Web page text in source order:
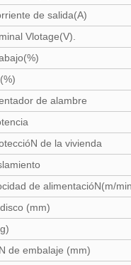
de salida(A)
Vlotage(V).
de alambre
de la vivienda
de alimentacióN(m/
(mm)
de embalaje (mm)